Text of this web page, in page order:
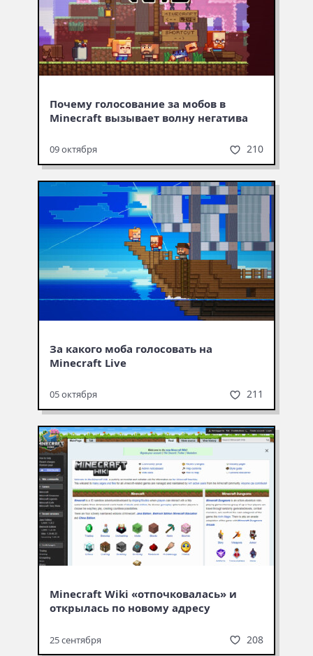
Почему голосование за мобов в
Minecraft вызывает волну негатива
09 октября 210
За какого моба голосовать на
Minecraft Live
05 октября 211
Minecraft Wiki «отпочковалась» и
открылась по новому адресу
25 сентября 208